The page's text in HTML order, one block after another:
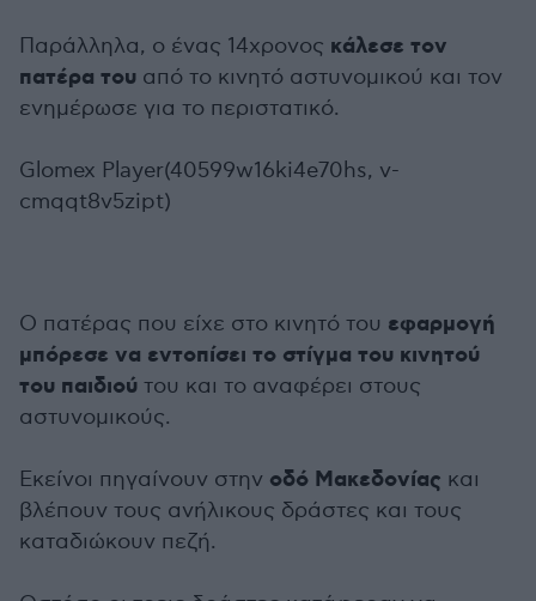
Παράλληλα, ο ένας 14χρονος κάλεσε τον
πατέρα του από το κινητό αστυνομικού και τον
ενημέρωσε για το περιστατικό.
Glomex Player(40599w16ki4e70hs, v-
cmqqt8v5zipt)
Ο πατέρας που είχε στο κινητό του εφαρμογή
μπόρεσε να εντοπίσει το στίγμα του κινητού
του παιδιού του και το αναφέρει στους
αστυνομικούς.
Εκείνοι πηγαίνουν στην οδό Μακεδονίας και
βλέπουν τους ανήλικους δράστες και τους
καταδιώκουν πεζή.